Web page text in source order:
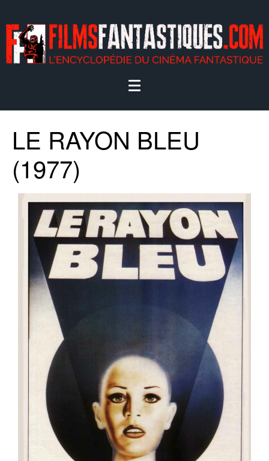
LE RAYON BLEU
(1977)